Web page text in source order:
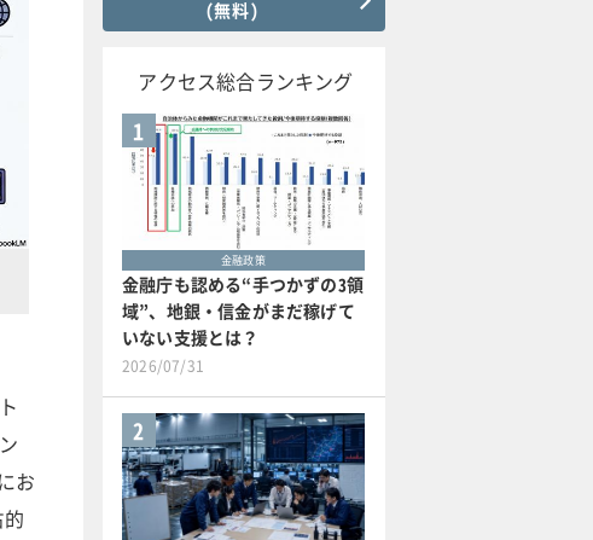
お
(無料)
アクセス総合ランキング
1
金融政策
金融庁も認める“手つかずの3領
域”、地銀・信金がまだ稼げて
いない支援とは？
2026/07/31
2